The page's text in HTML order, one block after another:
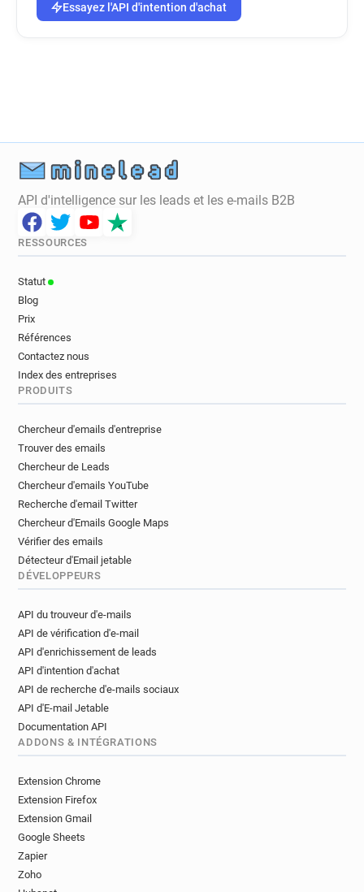
Essayez l'API d'intention d'achat
API d'intelligence sur les leads et les e-mails B2B
RESSOURCES
Statut
Blog
Prix
Références
Contactez nous
Index des entreprises
PRODUITS
Chercheur d'emails d'entreprise
Trouver des emails
Chercheur de Leads
Chercheur d'emails YouTube
Recherche d'email Twitter
Chercheur d'Emails Google Maps
Vérifier des emails
Détecteur d'Email jetable
DÉVELOPPEURS
API du trouveur d'e-mails
API de vérification d'e-mail
API d'enrichissement de leads
API d'intention d'achat
API de recherche d'e-mails sociaux
API d'E-mail Jetable
Documentation API
ADDONS & INTÉGRATIONS
Extension Chrome
Extension Firefox
Extension Gmail
Google Sheets
Zapier
Zoho